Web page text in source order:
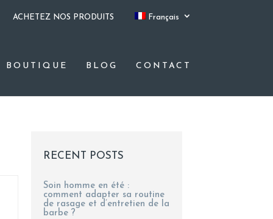
ACHETEZ NOS PRODUITS Français
BOUTIQUE BLOG CONTACT
RECENT POSTS
Soin homme en été :
comment adapter sa routine
de rasage et d’entretien de la
barbe ?